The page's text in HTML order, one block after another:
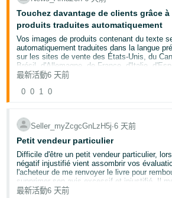
modifiables et visibles dans les
même s'ils n'ont pas encore été mis à
de marques disposeront de 14 jours
de ces modifications pour examiner,
les contenus générés par l'IA dans
des produits mis en vente . Si les
avons apportées ou recommandées
pas, vous pouvez mettre à jour vos
tout moment dans
Le titre et les caractéristiques de
Oui, à compter du 10 août 2026, les
ordinateurs et les appareils mobiles.
caractères affichés sur l'écran peut
taille de l'écran ou des paramètres
Puis-je mettre à jour mes mises en
Oui. Vous pouvez
vente par catégorie
Touchez davantage de clients grâce
produits traduites automatiquement
Vos images de produits contenant du texte
automatiquement traduites dans la langue
sur les sites de vente des États-Unis, du
Brésil, d'Allemagne, de France, d'Italie,
de Belgique, de Pologne, d'Irlande, de Suède
Les images traduites seront visibles sur la
et dans le Gestionnaire d'images. Ces
image principale ne sera pas traduite.
La traduction automatique du texte dans les
clients de voir les informations sur les
préférée, ce qui peut réduire les retours et
Vos éléments de marque, les spécifications
qualité visuelle sont préservés lors de la
Si vos images ne sont pas dans la langue
pas en allemand sur le site de vente
最新活動6 天前
0 0 1 0
Seller_myZcgcGnLzH5j∙6 天前
Petit vendeur particulier
Difficile d'être un petit vendeur particulier,
négatif injustifié vient assombrir vos
l'acheteur de me renvoyer le livre pour
supprimer son avis excessif et injustifié. Il
Si quelqu'un a une idée, je suis preneur.......
最新活動6 天前